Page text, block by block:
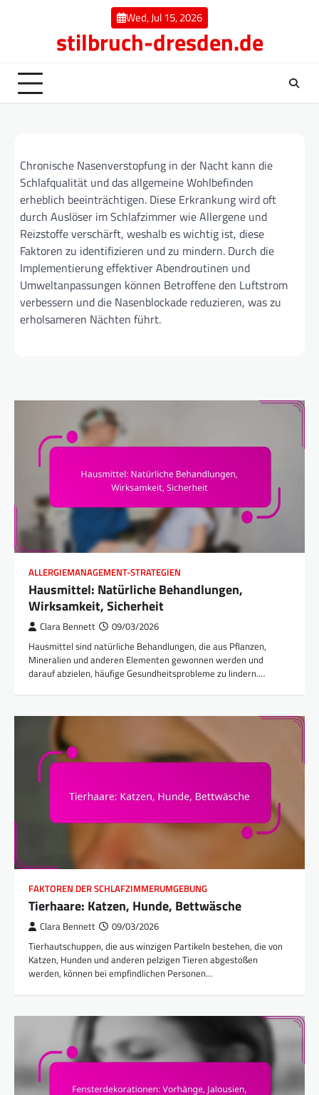
Wed, Jul 15, 2026
stilbruch-dresden.de
Chronische Nasenverstopfung in der Nacht kann die
Schlafqualität und das allgemeine Wohlbefinden
erheblich beeinträchtigen. Diese Erkrankung wird oft
durch Auslöser im Schlafzimmer wie Allergene und
Reizstoffe verschärft, weshalb es wichtig ist, diese
Faktoren zu identifizieren und zu mindern. Durch die
Implementierung effektiver Abendroutinen und
Umweltanpassungen können Betroffene den Luftstrom
verbessern und die Nasenblockade reduzieren, was zu
erholsameren Nächten führt.
ALLERGIEMANAGEMENT-STRATEGIEN
Hausmittel: Natürliche Behandlungen,
Wirksamkeit, Sicherheit
Clara Bennett 09/03/2026
Hausmittel sind natürliche Behandlungen, die aus Pflanzen,
Mineralien und anderen Elementen gewonnen werden und
darauf abzielen, häufige Gesundheitsprobleme zu lindern.…
FAKTOREN DER SCHLAFZIMMERUMGEBUNG
Tierhaare: Katzen, Hunde, Bettwäsche
Clara Bennett 09/03/2026
Tierhautschuppen, die aus winzigen Partikeln bestehen, die von
Katzen, Hunden und anderen pelzigen Tieren abgestoßen
werden, können bei empfindlichen Personen…